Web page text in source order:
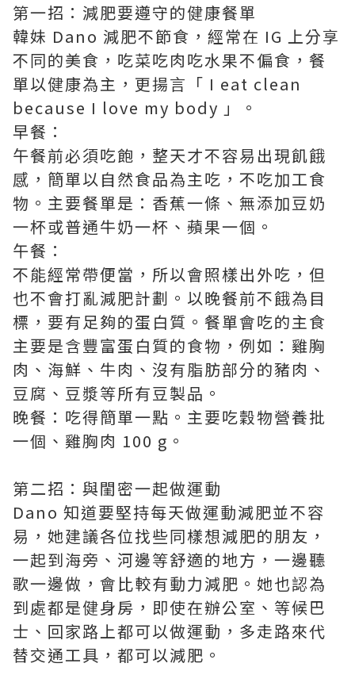
第一招：減肥要遵守的健康餐單
韓妹 Dano 減肥不節食，經常在 IG 上分享
不同的美食，吃菜吃肉吃水果不偏食，餐
單以健康為主，更揚言「 I eat clean
because I love my body 」。
早餐：
午餐前必須吃飽，整天才不容易出現飢餓
感，簡單以自然食品為主吃，不吃加工食
物。主要餐單是：香蕉一條、無添加豆奶
一杯或普通牛奶一杯、蘋果一個。
午餐：
不能經常帶便當，所以會照樣出外吃，但
也不會打亂減肥計劃。以晚餐前不餓為目
標，要有足夠的蛋白質。餐單會吃的主食
主要是含豐富蛋白質的食物，例如：雞胸
肉、海鮮、牛肉、沒有脂肪部分的豬肉、
豆腐、豆漿等所有豆製品。
晚餐：吃得簡單一點。主要吃穀物營養批
一個、雞胸肉 100 g。
第二招：與閨密一起做運動
Dano 知道要堅持每天做運動減肥並不容
易，她建議各位找些同樣想減肥的朋友，
一起到海旁、河邊等舒適的地方，一邊聽
歌一邊做，會比較有動力減肥。她也認為
到處都是健身房，即使在辦公室、等候巴
士、回家路上都可以做運動，多走路來代
替交通工具，都可以減肥。